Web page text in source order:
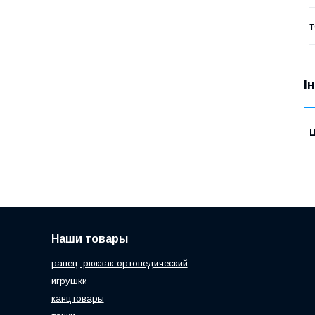
Наши товары
ранец, рюкзак ортопедический
игрушки
канцтовары